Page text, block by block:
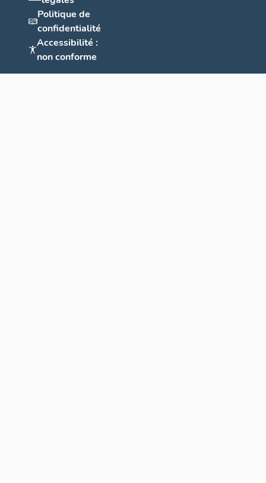
Politique de
confidentialité
Accessibilité :
non conforme